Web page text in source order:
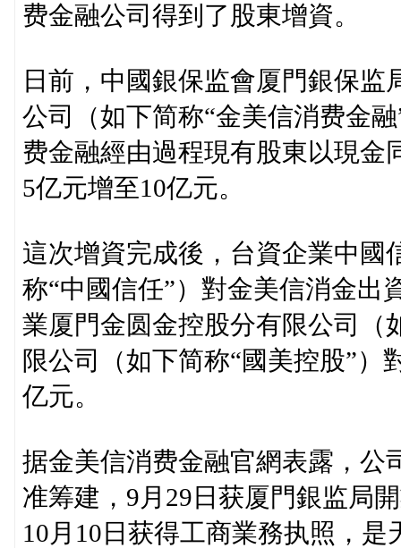
费金融公司得到了股東增資。
日前，中國銀保监會厦門銀保
公司（如下简称“金美信消费金
费金融經由過程現有股東以現金
5亿元增至10亿元。
這次增資完成後，台資企業中國
称“中國信任”）對金美信消金出
業厦門金圆金控股分有限公司（
限公司（如下简称“國美控股”）
亿元。
据金美信消费金融官網表露，公
准筹建，9月29日获厦門銀监局
10月10日获得工商業務执照，